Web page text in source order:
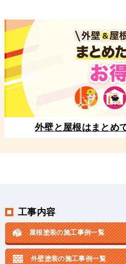
外壁と屋根はまとめ
工事内容
屋根塗装の施工事例一覧
外壁塗装の施工事例一覧